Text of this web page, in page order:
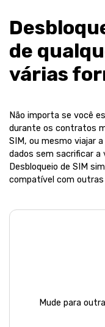
de
várias
Não importa se você
durante os contratos
SIM, ou mesmo viajar
dados sem sacrificar a
Desbloqueio de SIM
compatível com outras
Mude para